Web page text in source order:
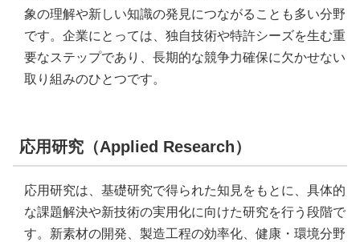
象の理解や新しい知識の発見につながることも多い分野
です。企業にとっては、独自技術や特許シーズを生む重
要なステップであり、長期的な競争力確保に欠かせない
取り組みのひとつです。
応用研究（Applied Research）
応用研究は、基礎研究で得られた知見をもとに、具体的
な課題解決や新技術の実用化に向けた研究を行う段階で
す。新素材の開発、製造工程の効率化、健康・環境分野